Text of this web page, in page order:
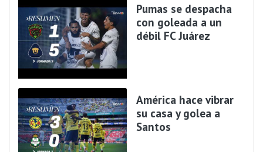
Pumas se despacha
con goleada a un
débil FC Juárez
América hace vibrar
su casa y golea a
Santos